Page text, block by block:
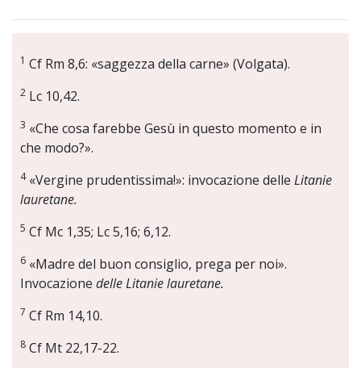
1 Cf Rm 8,6: «saggezza della carne» (Volgata).
2 Lc 10,42.
3 «Che cosa farebbe Gesù in questo momento e in
che modo?».
4«Vergine prudentissima!»: invocazione delle Litanie
lauretane.
5 Cf Mc 1,35; Lc 5,16; 6,12.
6 «Madre del buon consiglio, prega per noi».
Invocazione delle Litanie lauretane.
7 Cf Rm 14,10.
8 Cf Mt 22,17-22.